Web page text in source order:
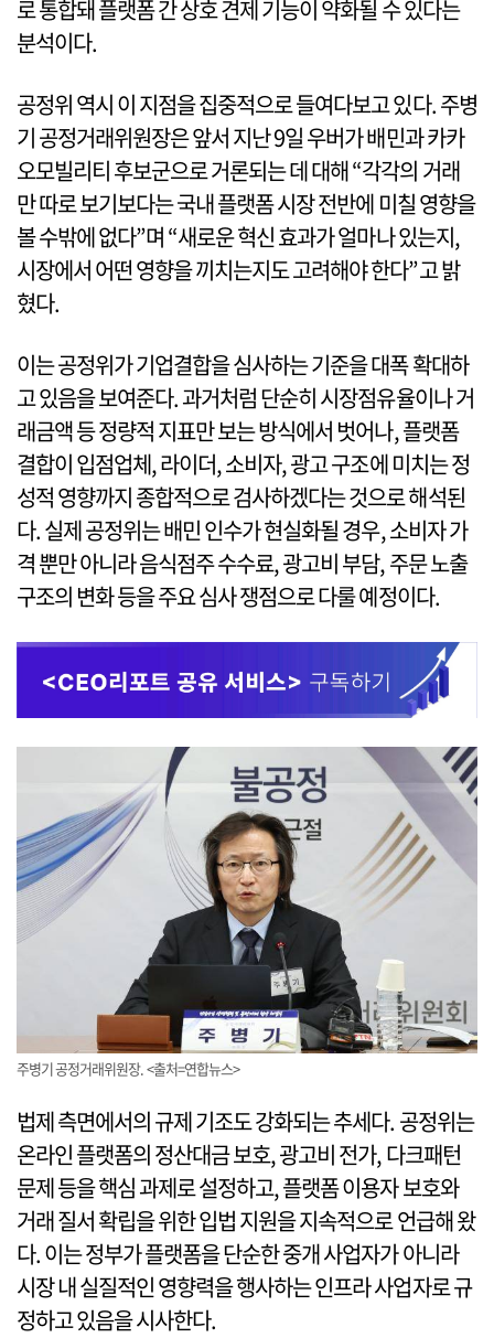
로 통합돼 플랫폼 간 상호 견제 기능이 약화될 수 있다는
분석이다.
공정위 역시 이 지점을 집중적으로 들여다보고 있다. 주병
기 공정거래위원장은 앞서 지난 9일 우버가 배민과 카카
오모빌리티 후보군으로 거론되는 데 대해 “각각의 거래
만 따로 보기보다는 국내 플랫폼 시장 전반에 미칠 영향을
볼 수밖에 없다”며 “새로운 혁신 효과가 얼마나 있는지,
시장에서 어떤 영향을 끼치는지도 고려해야 한다”고 밝
혔다.
이는 공정위가 기업결합을 심사하는 기준을 대폭 확대하
고 있음을 보여준다. 과거처럼 단순히 시장점유율이나 거
래금액 등 정량적 지표만 보는 방식에서 벗어나, 플랫폼
결합이 입점업체, 라이더, 소비자, 광고 구조에 미치는 정
성적 영향까지 종합적으로 검사하겠다는 것으로 해석된
다. 실제 공정위는 배민 인수가 현실화될 경우, 소비자 가
격 뿐만 아니라 음식점주 수수료, 광고비 부담, 주문 노출
구조의 변화 등을 주요 심사 쟁점으로 다룰 예정이다.
주병기 공정거래위원장. <출처=연합뉴스>
법제 측면에서의 규제 기조도 강화되는 추세다. 공정위는
온라인 플랫폼의 정산대금 보호, 광고비 전가, 다크패턴
문제 등을 핵심 과제로 설정하고, 플랫폼 이용자 보호와
거래 질서 확립을 위한 입법 지원을 지속적으로 언급해 왔
다. 이는 정부가 플랫폼을 단순한 중개 사업자가 아니라
시장 내 실질적인 영향력을 행사하는 인프라 사업자로 규
정하고 있음을 시사한다.